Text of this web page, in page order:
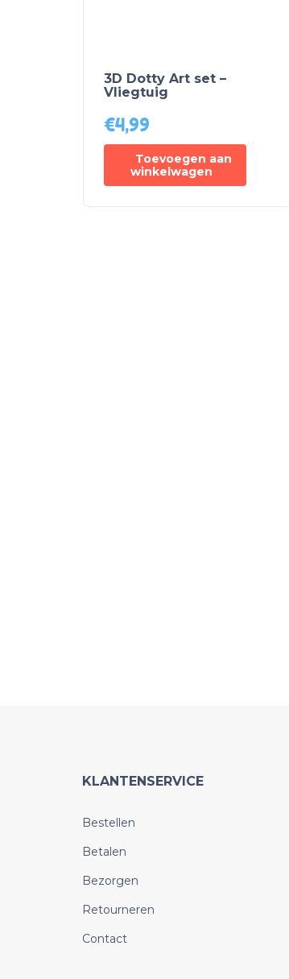
3D Dotty Art set –
Vliegtuig
€4,99
Toevoegen aan
winkelwagen
KLANTENSERVICE
Bestellen
Betalen
Bezorgen
Retourneren
Contact